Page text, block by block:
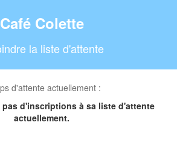
Café Colette
la liste d'attente
d'attente actuellement :
pas d'inscriptions à sa liste d'attente
actuellement.